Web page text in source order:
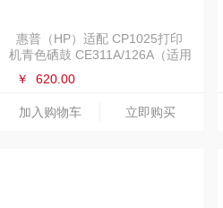
惠普（HP）适配 CP1025打印
机青色硒鼓 CE311A/126A（适用
￥ 620.00
加入购物车 立即购买